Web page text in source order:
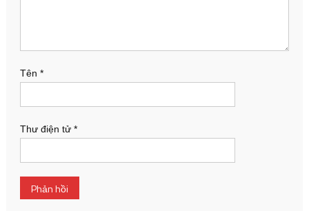
Tên *
Thư điện tử *